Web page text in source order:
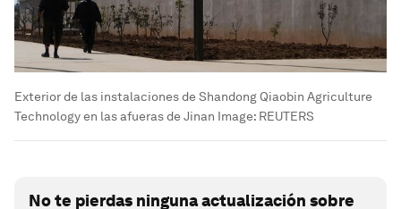
Exterior de las instalaciones de Shandong Qiaobin Agriculture
Technology en las afueras de Jinan Image: REUTERS
No te pierdas ninguna actualización sobre